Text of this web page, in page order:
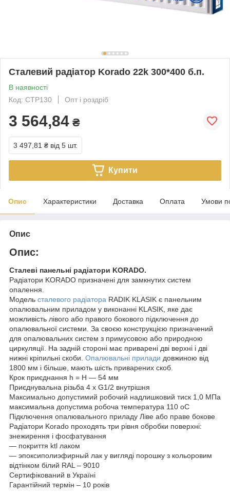
Сталевий радіатор Korado 22k 300*400 б.п.
В наявності
Код: СТР130
Опт і роздріб
3 564,84 ₴
3 497,81 ₴ від 5 шт.
Купити
Опис Характеристики Доставка Оплата Умови
Опис
Опис:
Сталеві панельні радіатори KORADO.
Радіатори KORADO призначені для замкнутих систем
опалення.
Модель сталевого радіатора RADIK KLASIK є панельним
опалювальним приладом у виконанні KLASIK, яке дає
можливість лівого або правого бокового підключення до
опалювальної системи. За своєю конструкцією призначений
для опалювальних систем з примусовою або природною
циркуляції. На задній стороні має приварені дві верхні і дві
нижні кріпильні скоби. Опалювальні прилади довжиною від
1800 мм і більше, мають шість приварених скоб.
Крок приєднання h = H ― 54 мм
Приєднувальна різьба 4 x G1/2 внутрішня
Максимально допустимий робочий надлишковий тиск 1,0 МПа
максимальна допустима робоча температура 110 оС
Підключення опалювального приладу Ліве або праве бокове
Радіатори Korado проходять три рівня обробки поверхні:
знежирення і фосфатування
― покриття ktl лаком
― эпоксиполиэфирный лак у вигляді порошку з кольоровим
відтінком білий RAL – 9010
Сертифікований в Україні
Гарантійний термін – 10 років